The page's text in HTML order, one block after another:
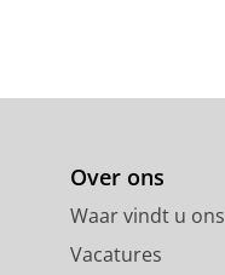
Over ons
Waar vindt u ons
Vacatures